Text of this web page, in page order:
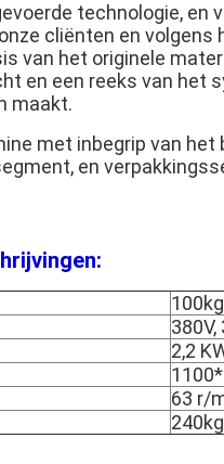
technologie, en
cliënten en
van het originele
en een reeks van het
maakt.
met inbegrip van
en
100kg
2,2
63 r/
240kg